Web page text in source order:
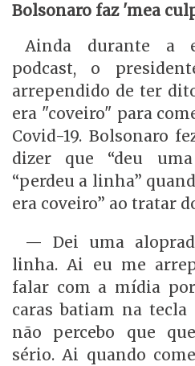
Bolsonaro faz 'mea
Ainda durante a
podcast, o
arrependido de ter
era "coveiro" para
Covid-19. Bolsonaro
dizer que “deu
“perdeu a linha”
era coveiro” ao tratar
— Dei uma
linha. Ai eu me
falar com a mídia
caras batiam na
não percebo que
sério. Ai quando